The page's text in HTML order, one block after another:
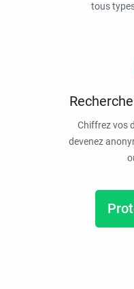
tous
Chiffrez vos
devenez